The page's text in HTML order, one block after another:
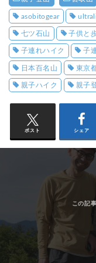
asobitogear
七ツ石山 子供と
子連れハイク 子
日本百名山 東京
親子ハイク 親子
ポスト シェア